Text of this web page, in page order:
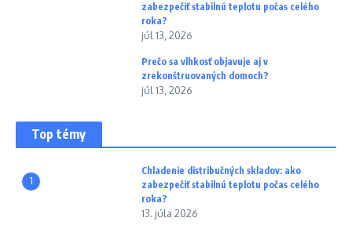
zabezpečiť stabilnú teplotu počas celého
roka?
júl 13, 2026
Prečo sa vlhkosť objavuje aj v
zrekonštruovaných domoch?
júl 13, 2026
Top témy
1
Chladenie distribučných skladov: ako
zabezpečiť stabilnú teplotu počas celého
roka?
13. júla 2026